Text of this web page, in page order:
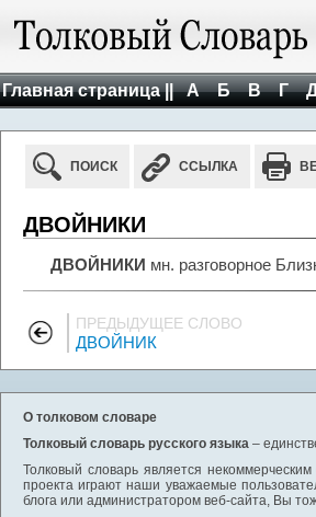
Главная страница || А Б В Г
ПОИСК ССЫЛКА
ДВОЙНИКИ
ДВОЙНИКИ мн. разговорное
ПРЕДЫДУЩЕЕ СЛОВО
ДВОЙНИК
О толковом словаре
Толковый словарь русского языка –
Толковый словарь является
проекта играют наши уважаемые
блога или администратором веб-сайта, Вы